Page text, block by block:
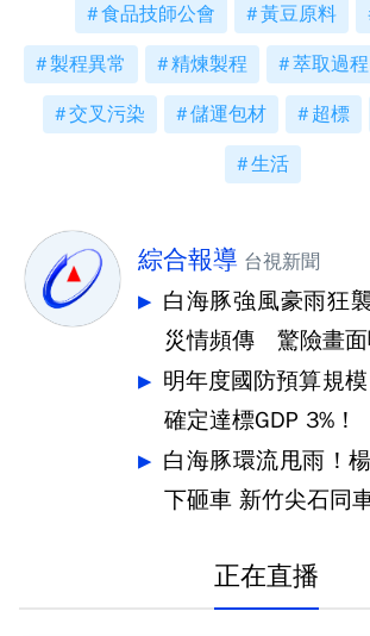
食品技師公會 黃豆原料
製程異常 精煉製程 萃取過程
交叉污染 儲運包材 超標
生活
綜合報導 台視新聞
白海豚強風豪雨狂
災情頻傳 驚險畫
明年度國防預算規模
確定達標GDP 3%！
白海豚環流甩雨！
下砸車 新竹尖石同
正在直播